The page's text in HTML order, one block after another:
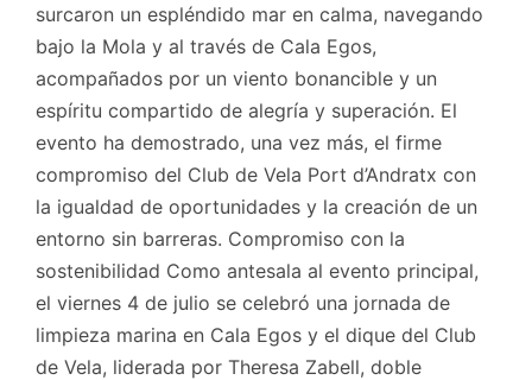
surcaron un espléndido mar en calma, navegando
bajo la Mola y al través de Cala Egos,
acompañados por un viento bonancible y un
espíritu compartido de alegría y superación. El
evento ha demostrado, una vez más, el firme
compromiso del Club de Vela Port d’Andratx con
la igualdad de oportunidades y la creación de un
entorno sin barreras. Compromiso con la
sostenibilidad Como antesala al evento principal,
el viernes 4 de julio se celebró una jornada de
limpieza marina en Cala Egos y el dique del Club
de Vela, liderada por Theresa Zabell, doble